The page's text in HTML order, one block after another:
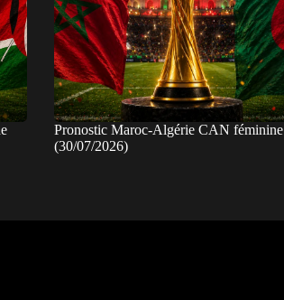
Pronostic Maroc-Algérie CAN féminine
(30/07/2026)